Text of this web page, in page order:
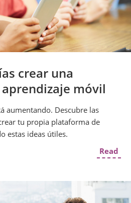
crear una
móvil
aumentando. Descubre las
tu propia plataforma de
estas ideas útiles.
Read